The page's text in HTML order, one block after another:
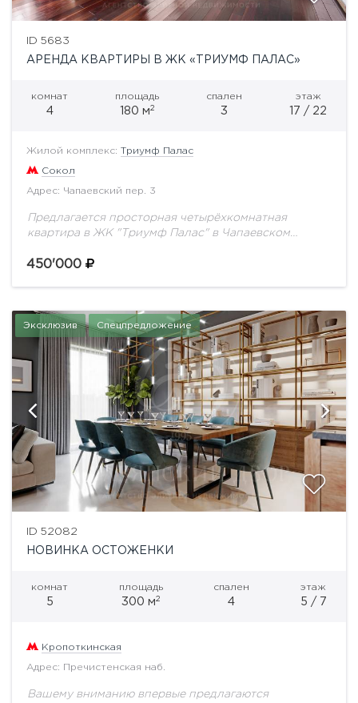
ID 5683
АРЕНДА КВАРТИРЫ В ЖК «ТРИУМФ ПАЛАС»
комнат
4
площадь
180 м2
спален
3
этаж
17 / 22
Жилой комплекс: Триумф Палас
Сокол
Адрес: Чапаевский пер. 3
Предлагается просторная четырёхкомнатная
квартира в ЖК "Триумф Палас" в Чапаевском
спальни (24, 12, 18 кв.м), комната свободного
450'000
Эксклюзив Спецпредложение
ID 52082
НОВИНКА ОСТОЖЕНКИ
комнат
5
площадь
300 м2
спален
4
этаж
5 / 7
Кропоткинская
Адрес: Пречистенская наб.
Вашему вниманию впервые предлагаются